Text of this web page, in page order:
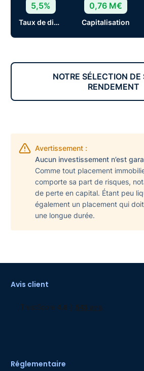
5,5%
Taux de distribution
0,76 M€
Capitalisation
NOTRE SÉLECTION DE
RENDEMENT
Avertissement :
Aucun investissement n’est
Comme tout placement
comporte sa part de risques,
de perte en capital. Étant peu
également un placement qui doit
une longue durée.
Avis client
Réglementaire